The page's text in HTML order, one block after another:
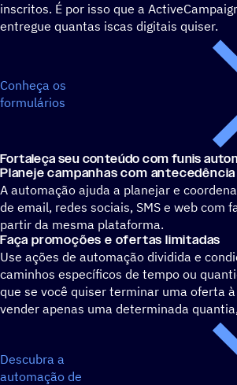
inscritos. É por isso que a
entregue quantas iscas digitais quiser.
Conheça os
formulários
Fortaleça seu conteúdo com funis
Planeje campanhas com antecedência
A automação ajuda a planejar e
de email, redes sociais, SMS e web com
partir da mesma plataforma.
Faça promoções e ofertas limitadas
Use ações de automação dividida e
caminhos específicos de tempo ou
que se você quiser terminar uma oferta
vender apenas uma determinada
Descubra a
automação de